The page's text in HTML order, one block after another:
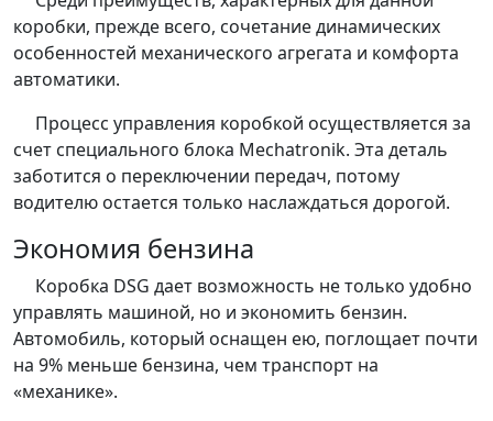
коробки, прежде всего, сочетание динамических
особенностей механического агрегата и комфорта
автоматики.
Процесс управления коробкой осуществляется за
счет специального блока Mechatronik. Эта деталь
заботится о переключении передач, потому
водителю остается только наслаждаться дорогой.
Экономия бензина
Коробка DSG дает возможность не только удобно
управлять машиной, но и экономить бензин.
Автомобиль, который оснащен ею, поглощает почти
на 9% меньше бензина, чем транспорт на
«механике».